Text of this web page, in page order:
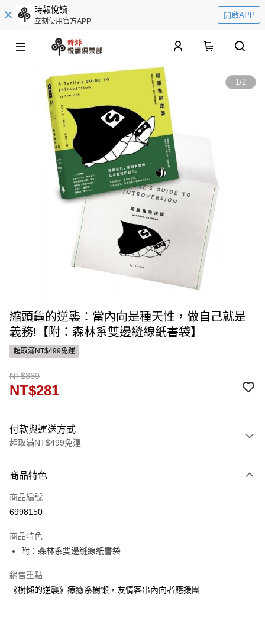
時報悅讀
立刻使用官方APP
開啟APP
1/2
縮頭龜的逆襲：當內向是種天性，做自己就是
義務!【附：森林系雙邊縫線紙書袋】
超取滿NT$499免運
NT$360
NT$281
付款與運送方式
超取滿NT$499免運
信用卡一次付款
ATM付款
運送方式
付款後全家取貨
付款後7-11取貨
商品特色
商品編號
6998150
商品特色
附：森林系雙邊縫線紙書袋
銷售重點
《樹懶的逆襲》療癒系樹懶，友情客串內向者應援團